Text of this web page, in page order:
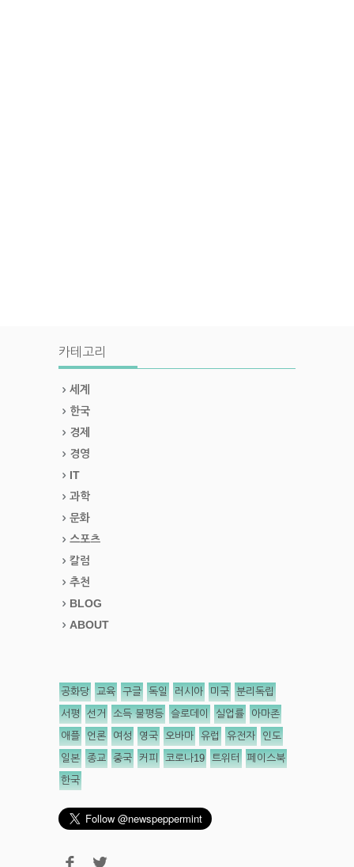
카테고리
세계
한국
경제
경영
IT
과학
문화
스포츠
칼럼
추천
BLOG
ABOUT
공화당 교육 구글 독일 러시아 미국 분리독립
서평 선거 소득 불평등 슬로데이 실업률 아마존
애플 언론 여성 영국 오바마 유럽 유전자 인도
일본 종교 중국 커피 코로나19 트위터 페이스북
한국